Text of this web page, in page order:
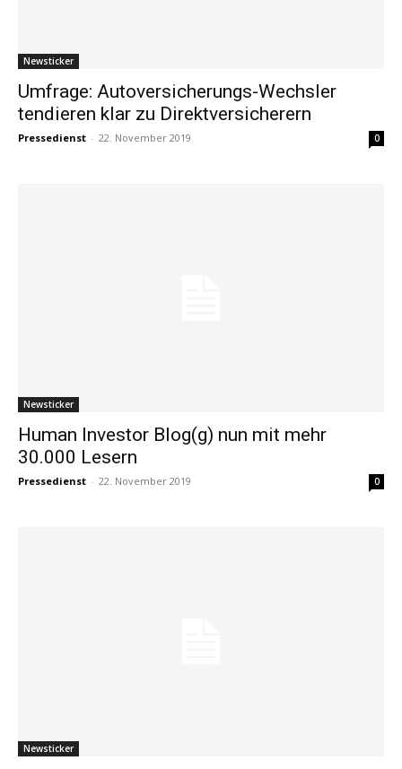
Newsticker
Umfrage: Autoversicherungs-Wechsler
tendieren klar zu Direktversicherern
Pressedienst - 22. November 2019 0
Newsticker
Human Investor Blog(g) nun mit mehr
30.000 Lesern
Pressedienst - 22. November 2019 0
Newsticker